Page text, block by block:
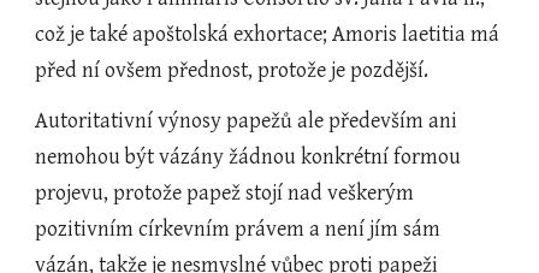
což je také apoštolská exhortace; Amoris laetitia má
před ní ovšem přednost, protože je pozdější.
Autoritativní výnosy papežů ale především ani
nemohou být vázány žádnou konkrétní formou
projevu, protože papež stojí nad veškerým
pozitivním církevním právem a není jím sám
vázán, takže je nesmyslné vůbec proti papeži